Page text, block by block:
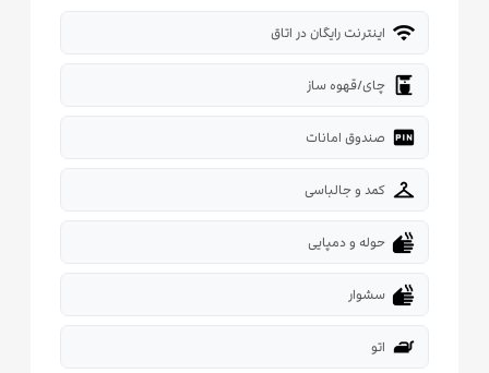
wifi اینترنت رایگان در اتاق
coffee_maker چای/قهوه ساز
fiber_pin صندوق امانات
checkroom کمد و جالباسی
dry حوله و دمپایی
dry سشوار
iron اتو